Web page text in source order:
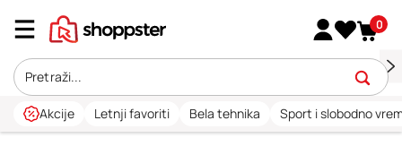
0
Akcije Letnji favoriti Bela tehnika Sport i slobodno